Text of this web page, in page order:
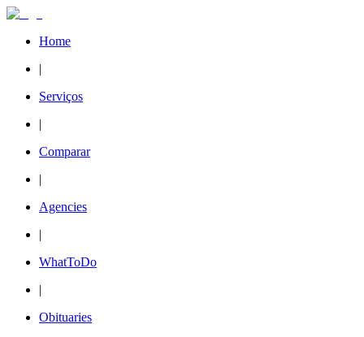
Home
|
Serviços
|
Comparar
|
Agencies
|
WhatToDo
|
Obituaries